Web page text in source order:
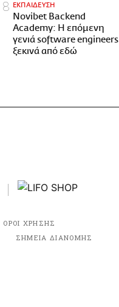
ΕΚΠΑΙΔΕΥΣΗ
Novibet Backend
Academy: Η επόμενη
γενιά software engineers
ξεκινά από εδώ
ΟΡΟΙ ΧΡΗΣΗΣ
ΣΗΜΕΙΑ ΔΙΑΝΟΜΗΣ